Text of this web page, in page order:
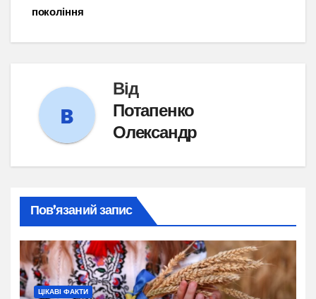
покоління
Від
Потапенко
Олександр
Пов’язаний запис
ЦІКАВІ ФАКТИ